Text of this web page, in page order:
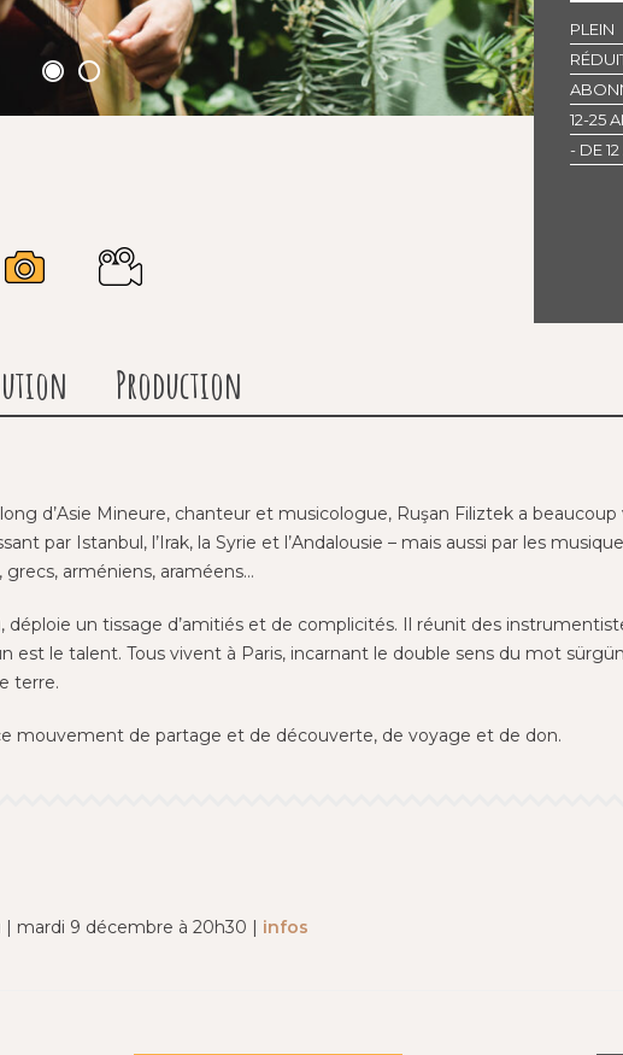
PLEIN
12-25
- DE
Production
d’Asie Mineure, chanteur et musicologue, Ruşan Filiztek a
par Istanbul, l’Irak, la Syrie et l’Andalousie – mais aussi par les
arméniens, araméens…
déploie un tissage d’amitiés et de complicités. Il réunit des
le talent. Tous vivent à Paris, incarnant le double sens du mot
terre.
mouvement de partage et de découverte, de voyage et de don.
| mardi 9 décembre à 20h30 | infos